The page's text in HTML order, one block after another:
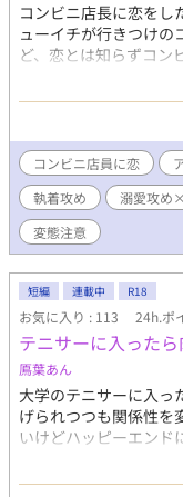
コンビニ店長に恋をし
ューイチが行きつけの
ど、恋とは知らずコン
時には見るだけでは
と食べたいくらい美味
ペロペロしたいイケ
意！！ タグをしっか
い。 攻めがド変態、流
ク、美味しい、アナル
受けが大好きすぎる、
----なのに純愛。
コンビニ店員に恋
執着攻め
溺愛攻め
変態注意
短編 連載中 R18
お気に入り : 113 24h.ポ
テニサーに入った
鳫葉あん
大学のテニサーに入っ
げられつつも関係性を
いけどハッピーエンド
開してましたが諸事
語・NTR的描写など